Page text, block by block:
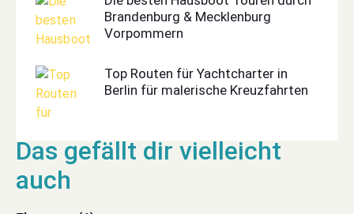
Brandenburg & Mecklenburg
Vorpommern
Top Routen für Yachtcharter in
Berlin für malerische Kreuzfahrten